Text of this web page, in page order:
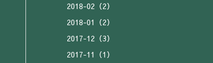
2018-02（2）
2018-01（2）
2017-12（3）
2017-11（1）